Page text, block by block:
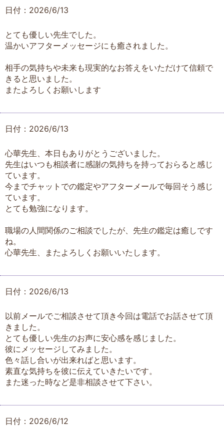
日付：2026/6/13
とても優しい先生でした。
温かいアフターメッセージにも癒されました。
相手の気持ちや未来も現実的なお答えをいただけて信頼で
きると思いました。
またよろしくお願いします
日付：2026/6/13
心華先生、本日もありがとうございました。
先生はいつも相談者に感謝の気持ちを持っておらると感じ
ています。
今までチャットでの鑑定やアフターメールで毎回そう感じ
ています。
とても勉強になります。
職場の人間関係のご相談でしたが、先生の鑑定は癒しです
ね。
心華先生、またよろしくお願いいたします。
日付：2026/6/13
以前メールでご相談させて頂き今回は電話でお話させて頂
きました。
とても優しい先生のお声に安心感を感じました。
彼にメッセージしてみました。
色々話し合いが出来ればと思います。
素直な気持ちを彼に伝えていきたいです。
また迷った時など是非相談させて下さい。
日付：2026/6/12